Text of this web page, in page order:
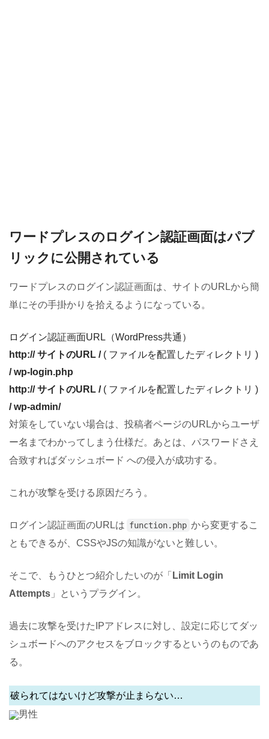
ワードプレスのログイン認証画面はパブ
リックに公開されている
ワードプレスのログイン認証画面は、サイトのURLから簡
単にその手掛かりを拾えるようになっている。
ログイン認証画面URL（WordPress共通）
http:// サイトのURL / ( ファイルを配置したディレクトリ )
/ wp-login.php
http:// サイトのURL / ( ファイルを配置したディレクトリ )
/ wp-admin/
対策をしていない場合は、投稿者ページのURLからユーザ
ー名までわかってしまう仕様だ。あとは、パスワードさえ
合致すればダッシュボード への侵入が成功する。
これが攻撃を受ける原因だろう。
ログイン認証画面のURLは function.php から変更するこ
ともできるが、CSSやJSの知識がないと難しい。
そこで、もうひとつ紹介したいのが「 Limit Login
Attempts 」というプラグイン。
過去に攻撃を受けたIPアドレスに対し、設定に応じてダッ
シュボードへのアクセスをブロックするというのものであ
る。
破られてはないけど攻撃が止まらない…
男性